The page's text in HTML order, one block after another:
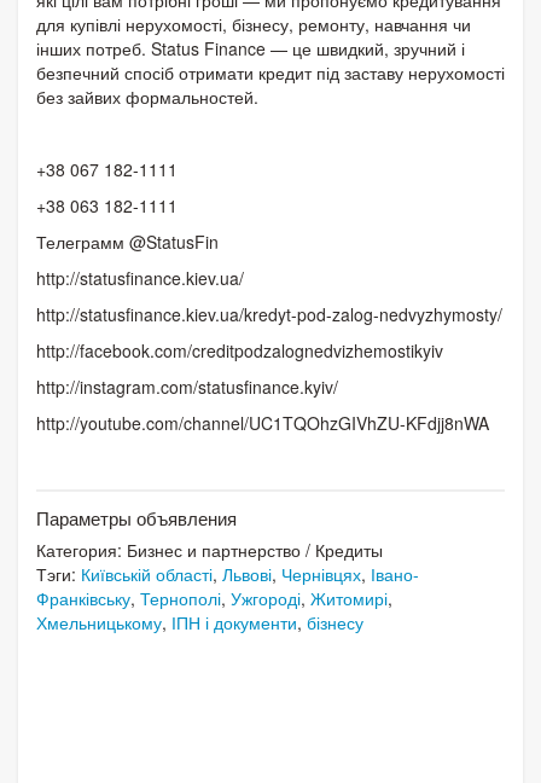
для купівлі нерухомості, бізнесу, ремонту, навчання чи
інших потреб. Status Finance — це швидкий, зручний і
безпечний спосіб отримати кредит під заставу нерухомості
без зайвих формальностей.
+38 067 182-1111
+38 063 182-1111
Телеграмм @StatusFin
http://statusfinance.kiev.ua/
http://statusfinance.kiev.ua/kredyt-pod-zalog-nedvyzhymosty/
http://facebook.com/creditpodzalognedvizhemostikyiv
http://instagram.com/statusfinance.kyiv/
http://youtube.com/channel/UC1TQOhzGIVhZU-KFdjj8nWA
Параметры объявления
Категория: Бизнес и партнерство / Кредиты
Тэги: Київській області, Львові, Чернівцях, Івано-
Франківську, Тернополі, Ужгороді, Житомирі,
Хмельницькому, ІПН і документи, бізнесу